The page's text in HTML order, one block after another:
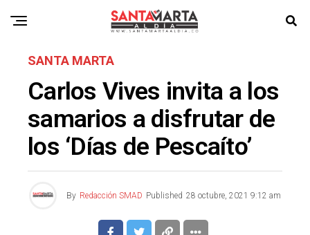
SANTA MARTA
Carlos Vives invita a los
samarios a disfrutar de
los ‘Días de Pescaíto’
By Redacción SMAD Published 28 octubre, 2021 9:12 am